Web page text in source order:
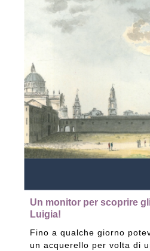
Un monitor per scoprire
Luigia!
Fino a qualche giorno
un acquerello per volta di